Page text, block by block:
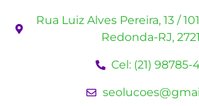
Rua Luiz Alves Pereira, 13 /
Redonda-RJ,
Cel: (21) 98785-